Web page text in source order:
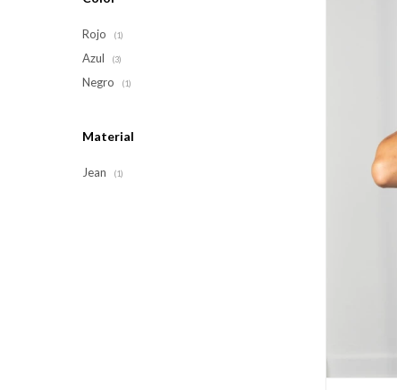
Rojo (1)
Azul (3)
Negro (1)
Material
Jean (1)